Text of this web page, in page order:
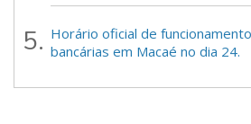
Horário oficial de
bancárias em Macaé no dia 24.